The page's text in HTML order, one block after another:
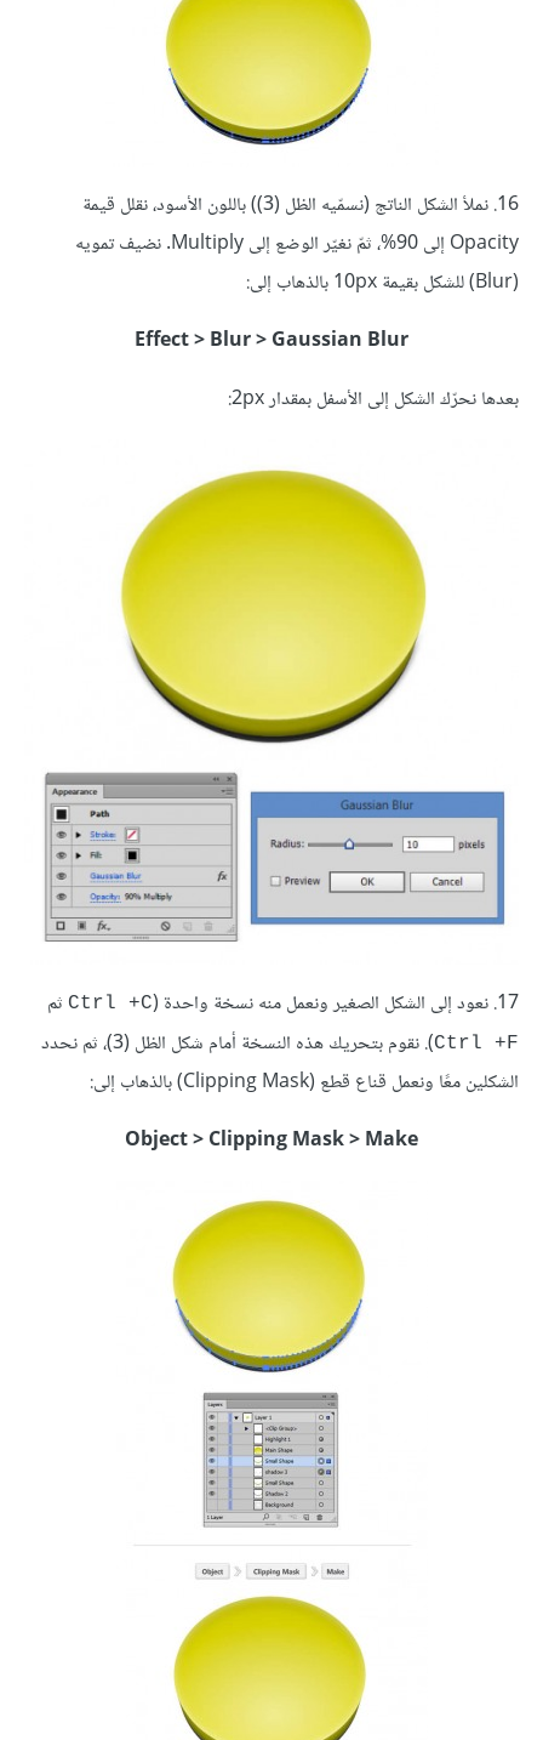
16. نملأ الشكل الناتج (نسمّيه الظل (3)) باللون الأسود، نقلل قيمة
Opacity إلى 90%، ثمّ نغيّر الوضع إلى Multiply. نضيف تمويه
(Blur) للشكل بقيمة 10px بالذهاب إلى:
Effect > Blur > Gaussian Blur
بعدها نحرّك الشكل إلى الأسفل بمقدار 2px:
17. نعود إلى الشكل الصغير ونعمل منه نسخة واحدة ( Ctrl +C ثم
Ctrl +F
). نقوم بتحريك هذه النسخة أمام شكل الظل (3)، ثم نحدد
الشكلين معًا ونعمل قناع قطع (Clipping Mask) بالذهاب إلى:
Object > Clipping Mask > Make